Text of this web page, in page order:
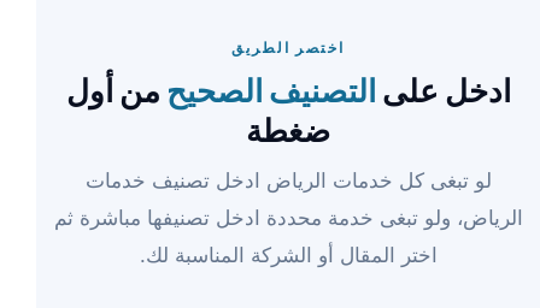
اختصر الطريق
ادخل على التصنيف الصحيح من أول
ضغطة
لو تبغى كل خدمات الرياض ادخل تصنيف خدمات
الرياض، ولو تبغى خدمة محددة ادخل تصنيفها مباشرة ثم
اختر المقال أو الشركة المناسبة لك.